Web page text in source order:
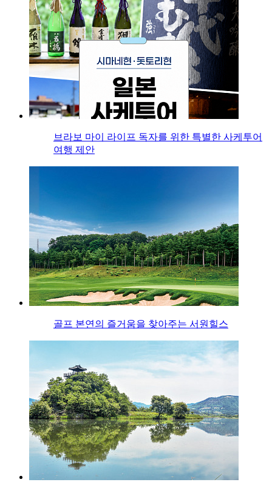
브라보 마이 라이프 독자를 위한 특별한 사케투어
여행 제안
골프 본연의 즐거움을 찾아주는 서원힐스